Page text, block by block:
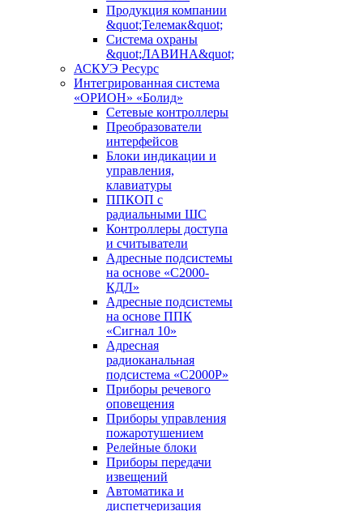
Продукция компании
&quot;Телемак&quot;
Система охраны
&quot;ЛАВИНА&quot;
АСКУЭ Ресурс
Интегрированная система
«ОРИОН» «Болид»
Сетевые контроллеры
Преобразователи
интерфейсов
Блоки индикации и
управления,
клавиатуры
ППКОП с
радиальными ШС
Контроллеры доступа
и считыватели
Адресные подсистемы
на основе «С2000-
КДЛ»
Адресные подсистемы
на основе ППК
«Сигнал 10»
Адресная
радиоканальная
подсистема «С2000Р»
Приборы речевого
оповещения
Приборы управления
пожаротушением
Релейные блоки
Приборы передачи
извещений
Автоматика и
диспетчеризация